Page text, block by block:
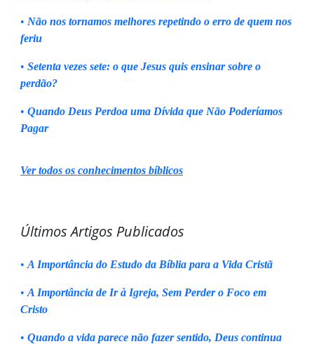
• Não nos tornamos melhores repetindo o erro de quem nos
feriu
• Setenta vezes sete: o que Jesus quis ensinar sobre o
perdão?
• Quando Deus Perdoa uma Dívida que Não Poderíamos
Pagar
Ver todos os conhecimentos bíblicos
Últimos Artigos Publicados
• A Importância do Estudo da Bíblia para a Vida Cristã
• A Importância de Ir à Igreja, Sem Perder o Foco em
Cristo
• Quando a vida parece não fazer sentido, Deus continua